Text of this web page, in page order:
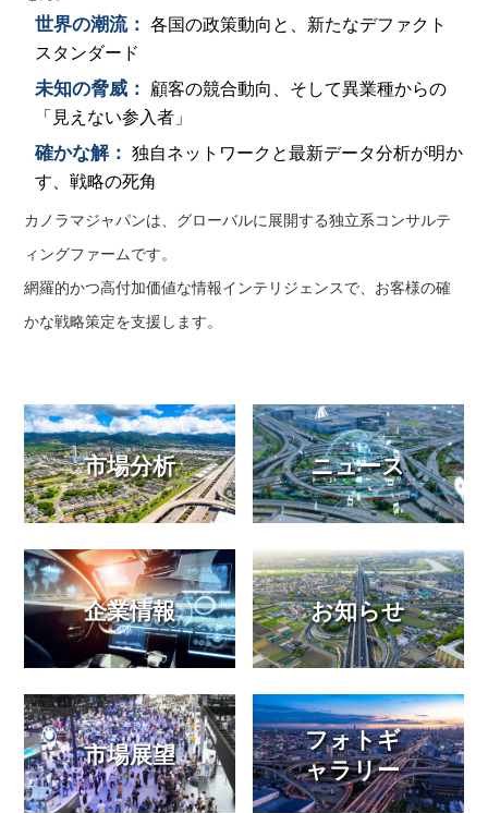
世界の潮流： 各国の政策動向と、新たなデファクト
スタンダード
未知の脅威：
顧客の競合動向、そして異業種からの
「見えない参入者」
確かな解： 独自ネットワークと最新データ分析が明か
す、戦略の死角
カノラマジャパンは、グローバルに展開する独立系コンサルテ
ィングファームです。
網羅的かつ高付加価値な情報インテリジェンスで、お客様の確
かな戦略策定を支援します。
市場分析 ニュース
企業情報 お知らせ
市場展望
フォトギ
ャラリー